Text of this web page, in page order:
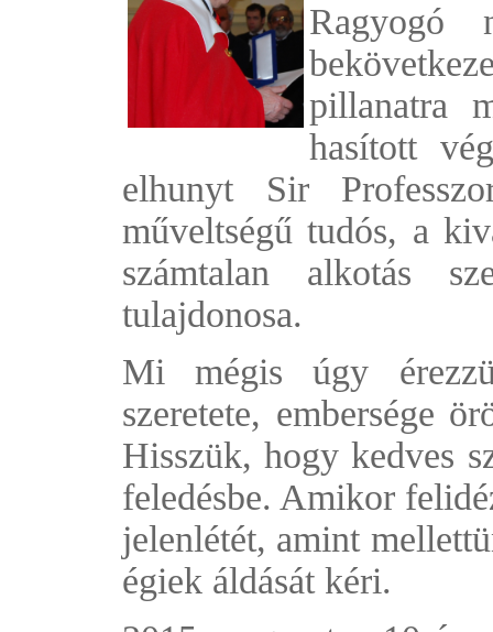
Ragyogó
pillanatra
hasított
elhunyt Sir
műveltségű tudós, a
számtalan alkotás
tulajdonosa.
Mi mégis úgy
szeretete, embersége
Hisszük, hogy kedves
feledésbe. Amikor
jelenlétét, amint
égiek áldását kéri.